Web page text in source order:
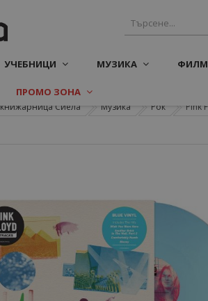
УЧЕБНИЦИ МУЗИКА
ПРОМО ЗОНА
Сиела Музика Рок Pink